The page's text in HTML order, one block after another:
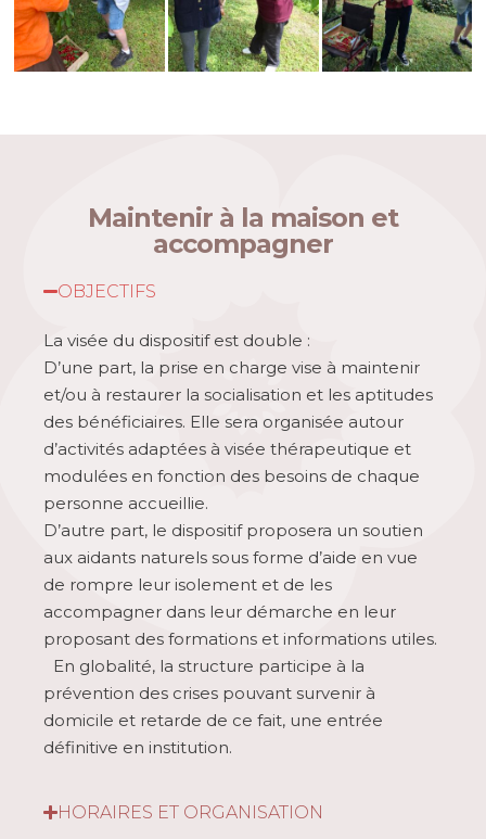
Maintenir à la maison et
accompagner
OBJECTIFS
La visée du dispositif est double :
D’une part, la prise en charge vise à maintenir
et/ou à restaurer la socialisation et les aptitudes
des bénéficiaires. Elle sera organisée autour
d’activités adaptées à visée thérapeutique et
modulées en fonction des besoins de chaque
personne accueillie.
D’autre part, le dispositif proposera un soutien
aux aidants naturels sous forme d’aide en vue
de rompre leur isolement et de les
accompagner dans leur démarche en leur
proposant des formations et informations utiles.
En globalité, la structure participe à la
prévention des crises pouvant survenir à
domicile et retarde de ce fait, une entrée
définitive en institution.
HORAIRES ET ORGANISATION